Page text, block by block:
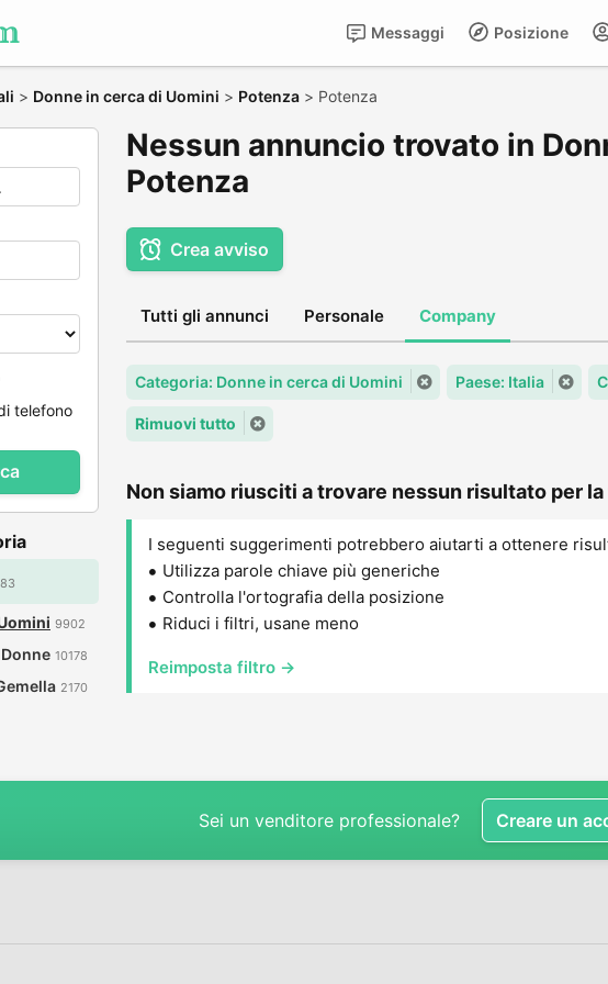
Posizione
Messaggi
> Donne in cerca di Uomini > Potenza > Potenza
telefono
9902
10178
2170
Nessun annuncio trovato in
Potenza
Crea avviso
Tutti gli annunci Personale Company
Categoria: Donne in cerca di Uomini Paese: Italia
Rimuovi tutto
Non siamo riusciti a trovare nessun risultato per
I seguenti suggerimenti potrebbero aiutarti a ottenere
Utilizza parole chiave più generiche
Controlla l'ortografia della posizione
Riduci i filtri, usane meno
Reimposta filtro →
Sei un venditore professionale? Creare un